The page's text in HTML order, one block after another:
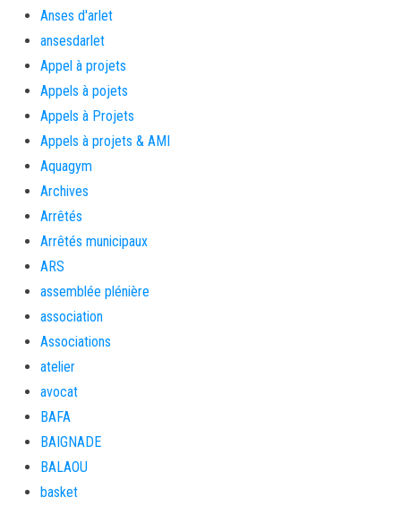
Anses d'arlet
ansesdarlet
Appel à projets
Appels à pojets
Appels à Projets
Appels à projets & AMI
Aquagym
Archives
Arrêtés
Arrêtés municipaux
ARS
assemblée plénière
association
Associations
atelier
avocat
BAFA
BAIGNADE
BALAOU
basket